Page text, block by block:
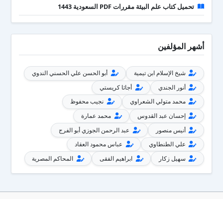
تحميل كتاب علم البيئة مقررات PDF السعودية 1443
أشهر المؤلفين
شيخ الإسلام ابن تيمية
أبو الحسن علي الحسني الندوي
أنور الجندي
أجاثا كريستي
محمد متولي الشعراوي
نجيب محفوظ
إحسان عبد القدوس
محمد عمارة
أنيس منصور
عبد الرحمن الجوزي أبو الفرج
علي الطنطاوي
عباس محمود العقاد
سهيل زكار
ابراهيم الفقى المحاكم المصرية